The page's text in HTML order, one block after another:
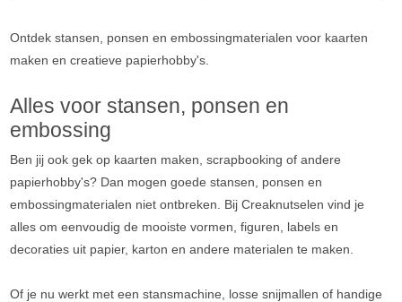
Ontdek stansen, ponsen en embossingmaterialen voor kaarten
maken en creatieve papierhobby's.
Alles voor stansen, ponsen en
embossing
Ben jij ook gek op kaarten maken, scrapbooking of andere
papierhobby's? Dan mogen goede stansen, ponsen en
embossingmaterialen niet ontbreken. Bij Creaknutselen vind je
alles om eenvoudig de mooiste vormen, figuren, labels en
decoraties uit papier, karton en andere materialen te maken.
Of je nu werkt met een stansmachine, losse snijmallen of handige